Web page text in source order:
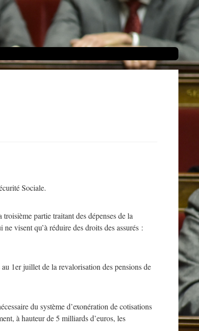
Sociale.
partie traitant des dépenses de la
visent qu’à réduire des droits des assurés :
1er juillet de la revalorisation des pensions de
du système d’exonération de cotisations
à hauteur de 5 milliards d’euros, les